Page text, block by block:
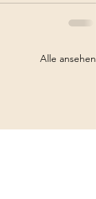
Alle ansehen